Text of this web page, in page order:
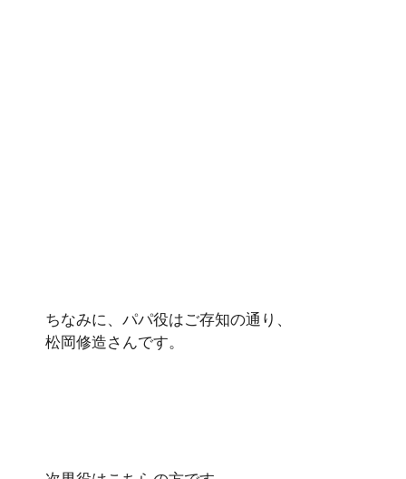
ちなみに、パパ役はご存知の通り、
松岡修造さんです。